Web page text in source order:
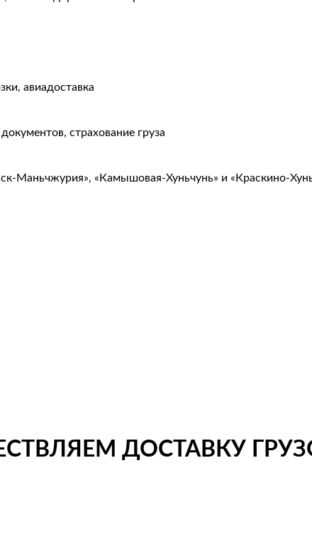
авиадоставка
страхование груза
Маньчжурия», «Камышовая-Хуньчунь» и «Краскино-
ДОСТАВКУ